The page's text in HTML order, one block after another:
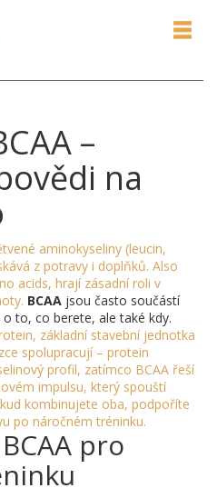
–
na
aminokyseliny (leucin,
z potravy i doplňků. Also
acids, hrají zásadní roli v
BCAA jsou často součástí
to, co berete, ale také kdy.
, základní stavební jednotka
spolupracují – protein
profil, zatímco BCAA řeší
impulsu, který spouští
kombinujete oba, podpoříte
po náročném tréninku.
pro